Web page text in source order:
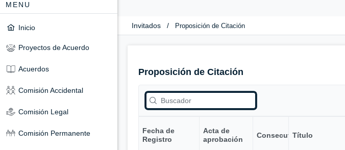
MENU
Inicio
Proyectos de Acuerdo
Acuerdos
Comisión Accidental
Comisión Legal
Comisión Permanente
Invitados / Proposición de Citación
Proposición de Citación
Fecha de
Registro
Acta de
aprobación
ConsecutivoTítulo